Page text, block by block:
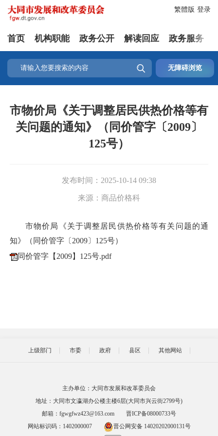
登录
繁體版
首页 机构职能 政务公开 解读回应 政务服务
 无障碍浏览
市物价局《关于调整居民供热价格等有
关问题的通知》（同价管字〔2009〕
125号）
发布时间： 2025-10-14 09:38
来源： 商品价格科
市物价局《关于调整居民供热价格等有关问题的通
知》（同价管字〔2009〕125号）
同价管字【2009】125号.pdf
上级部门 市委 政府 县区 其他网站
主办单位：大同市发展和改革委员会
地址：大同市文瀛湖办公楼主楼6层(大同市兴云街2799号)
邮箱：fgwgfwz423@163.com
晋ICP备08000733号
网站标识码：1402000007
晋公网安备 14020202000131号